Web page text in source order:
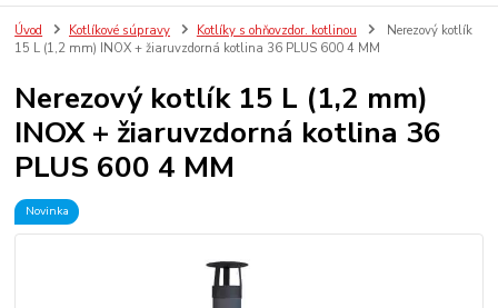
Úvod Kotlíkové súpravy Kotlíky s ohňovzdor. kotlinou
Nerezový kotlík
15 L (1,2 mm) INOX + žiaruvzdorná kotlina 36 PLUS 600 4 MM
Nerezový kotlík 15 L (1,2 mm)
INOX + žiaruvzdorná kotlina 36
PLUS 600 4 MM
Novinka